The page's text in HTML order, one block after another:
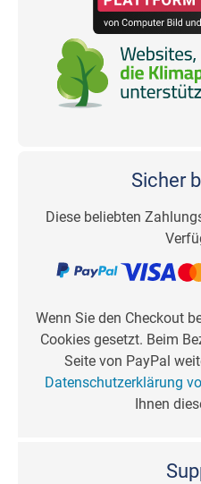
Sicher
Diese beliebten
Wenn Sie den Checkout
Cookies gesetzt. Beim
Seite von PayPal
Datenschutzerklärung
Ihnen